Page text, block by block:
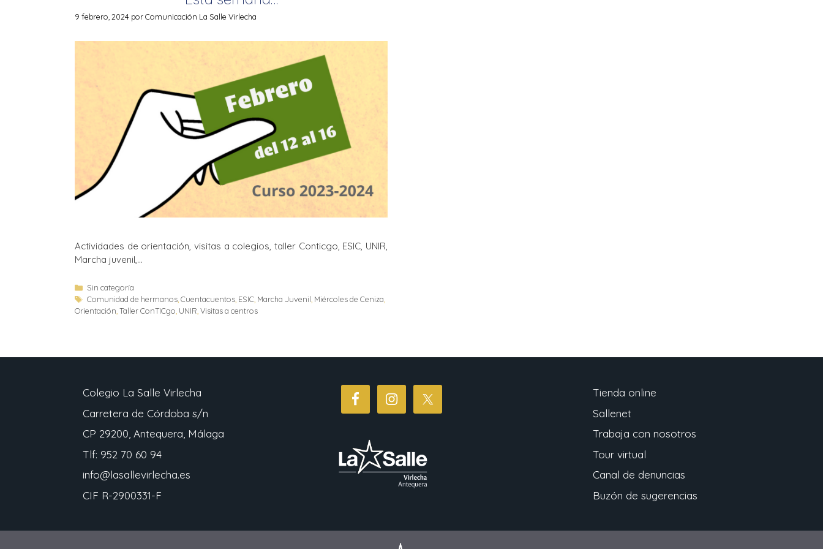
Vocación lasaliana
9 febrero, 2024 porComunicación La Salle Virlecha
Actividades de orientación, visitas a colegios, taller Conticgo, ESIC, UNIR,
Marcha juvenil,…
Sin categoría
Comunidad de hermanos ,Cuentacuentos ESIC Marcha Juvenil Miércoles de Ceniza
Orientación Taller ConTICgo UNIR Visitas a centros
Colegio La Salle Virlecha
Carretera de Córdoba s/n
CP 29200, Antequera, Málaga
Tlf: 952 70 60 94
info@lasallevirlecha.es
CIF R-2900331-F
Tienda online
Sallenet
Trabaja con nosotros
Tour virtual
Canal de denuncias
Buzón de sugerencias